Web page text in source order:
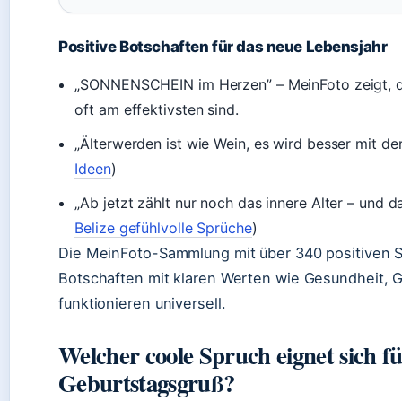
Positive Botschaften für das neue Lebensjahr
„SONNENSCHEIN im Herzen” – MeinFoto
oft am effektivsten sind.
„Älterwerden ist wie Wein, es wird besser mit
Ideen)
„Ab jetzt zählt nur noch das innere Alter – und
Belize gefühlvolle Sprüche)
Die MeinFoto-Sammlung mit über 340 positiven
Botschaften mit klaren Werten wie Gesundheit,
funktionieren universell.
Welcher coole Spruch eignet sich
Geburtstagsgruß?